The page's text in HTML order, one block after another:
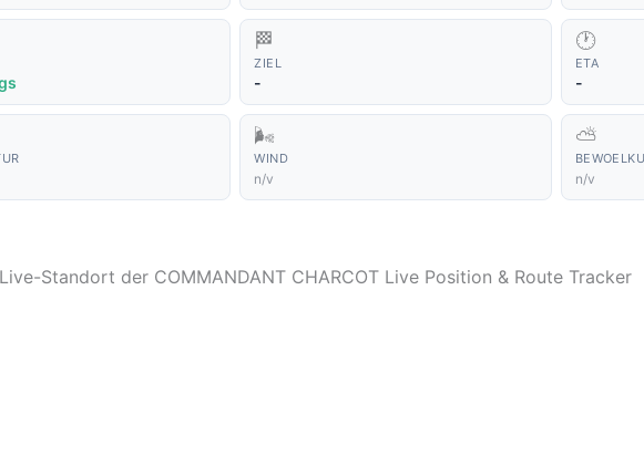
🏁
ZIEL
-
🕐
ETA
-
🌬️
WIND
n/v
⛅
n/v
Standort der COMMANDANT CHARCOT Live Position & Route Tracker